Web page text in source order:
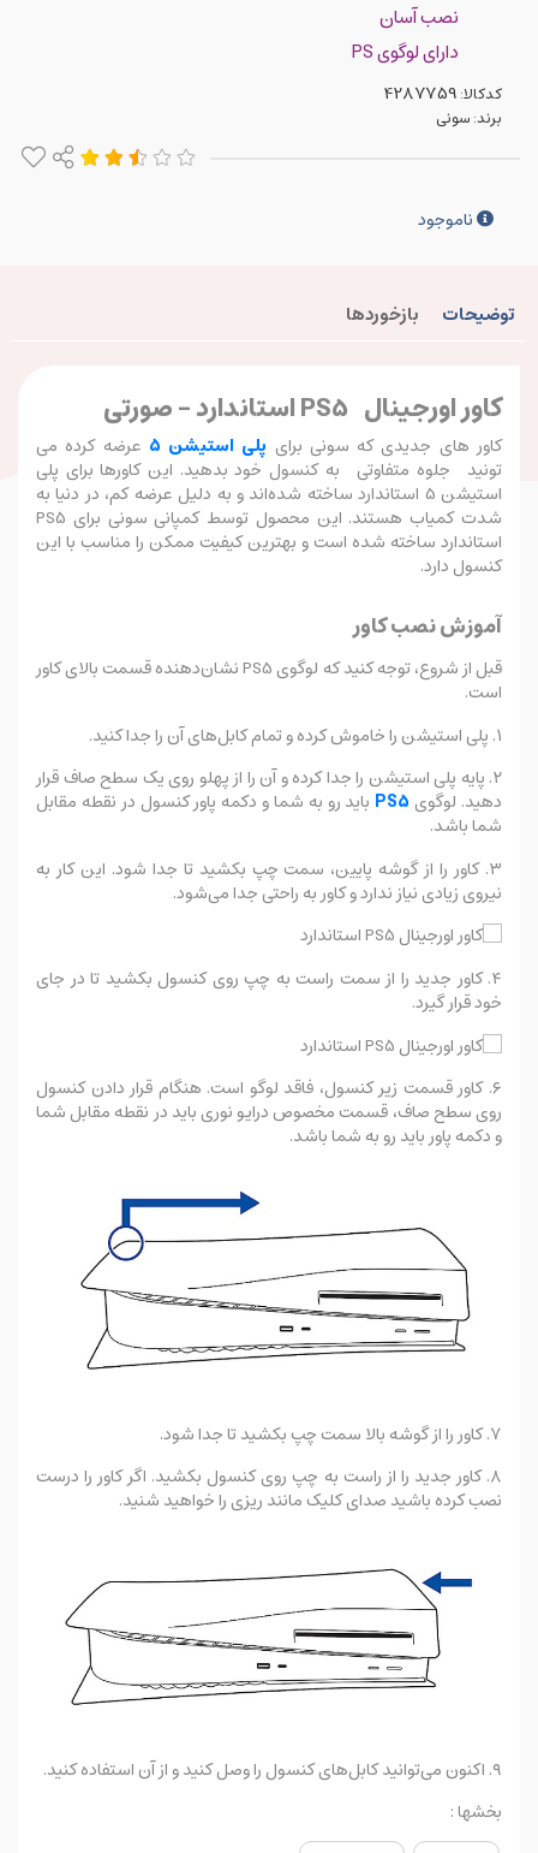
نصب آسان
دارای لوگوی PS
کدکالا:
برند:سونی
ناموجود
توضیحات بازخوردها
کاور اورجینال PS5 استاندارد - صورتی
کاور های جدیدی که سونی برای پلی استیشن 5
عرضه کرده می
تونید جلوه متفاوتی به کنسول خود بدهید. این کاورها برای پلی
استیشن 5 استاندارد ساخته شده‌اند و به دلیل عرضه کم، در دنیا به
شدت کمیاب هستند. این محصول توسط کمپانی سونی برای PS5
استاندارد ساخته شده است و بهترین کیفیت ممکن را مناسب با این
کنسول دارد.
آموزش نصب کاور
قبل از شروع، توجه کنید که لوگوی PS5 نشان‌دهنده قسمت بالای کاور
است.
۱. پلی استیشن را خاموش کرده و تمام کابل‌های آن را جدا کنید.
۲. پایه پلی استیشن را جدا کرده و آن را از پهلو روی یک سطح صاف قرار
دهید. لوگوی PS5 باید رو به شما و دکمه پاور کنسول در نقطه مقابل
شما باشد.
۳. کاور را از گوشه پایین، سمت چپ بکشید تا جدا شود. این کار به
نیروی زیادی نیاز ندارد و کاور به راحتی جدا می‌شود.
۴. کاور جدید را از سمت راست به چپ روی کنسول بکشید تا در جای
خود قرار گیرد.
۶. کاور قسمت زیر کنسول، فاقد لوگو است. هنگام قرار دادن کنسول
روی سطح صاف، قسمت مخصوص درایو نوری باید در نقطه مقابل شما
و دکمه پاور باید رو به شما باشد.
۷. کاور را از گوشه بالا سمت چپ بکشید تا جدا شود.
۸. کاور جدید را از راست به چپ روی کنسول بکشید. اگر کاور را درست
نصب کرده باشید صدای کلیک مانند ریزی را خواهید شنید.
۹. اکنون می‌توانید کابل‌های کنسول را وصل کنید و از آن استفاده کنید.
بخشها :